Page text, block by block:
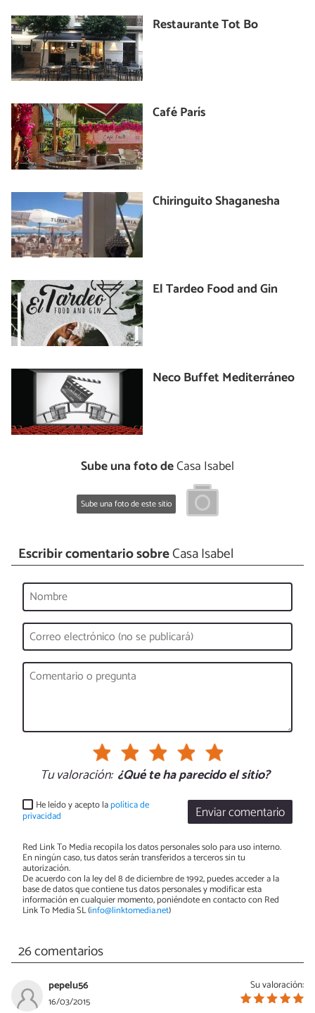
Restaurante Tot Bo
Café París
Chiringuito Shaganesha
El Tardeo Food and Gin
Neco Buffet Mediterráneo
Sube una foto deCasa Isabel
Sube una foto de este sitio
Escribir comentario sobreCasa Isabel
Tu valoración: ¿Qué te ha parecido el sitio?
Enviar comentario
He leído y acepto lapolítica de
privacidad
Red Link To Media recopila los datos personales solo para uso interno.
En ningún caso, tus datos serán transferidos a terceros sin tu
autorización.
De acuerdo con la ley del 8 de diciembre de 1992, puedes acceder a la
base de datos que contiene tus datos personales y modificar esta
información en cualquier momento, poniéndote en contacto con Red
Link To Media SL (info@linktomedia.net)
26 comentarios
Su valoración:
pepelu56
16/03/2015